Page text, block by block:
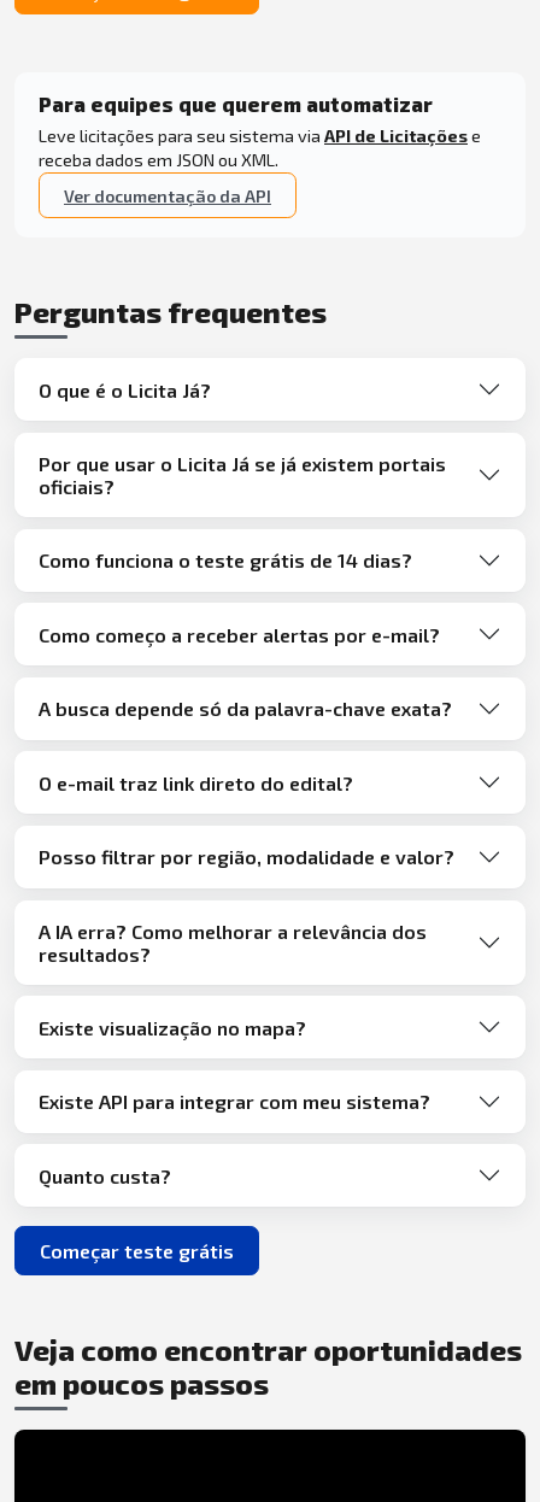
Para equipes que querem automatizar
Leve licitações para seu sistema via API de Licitaçõese
receba dados em JSON ou XML.
Ver documentação da API
Perguntas frequentes
O que é o Licita Já?
Por que usar o Licita Já se já existem portais
oficiais?
Como funciona o teste grátis de 14 dias?
Como começo a receber alertas por e-mail?
A busca depende só da palavra-chave exata?
O e-mail traz link direto do edital?
Posso filtrar por região, modalidade e valor?
A IA erra? Como melhorar a relevância dos
resultados?
Existe visualização no mapa?
Existe API para integrar com meu sistema?
Quanto custa?
Começar teste grátis
Veja como encontrar oportunidades
em poucos passos